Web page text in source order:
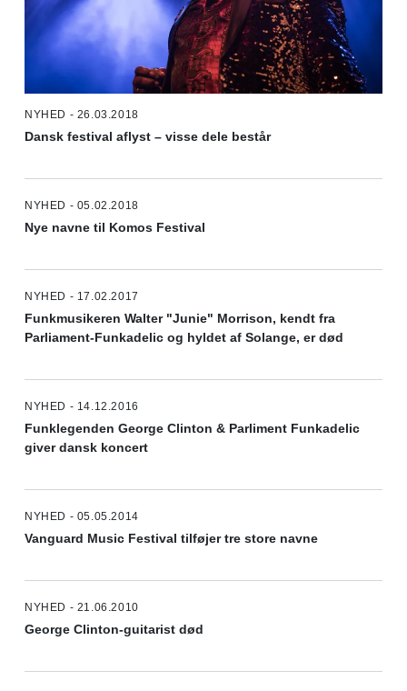
NYHED - 26.03.2018
Dansk festival aflyst – visse dele består
NYHED - 05.02.2018
Nye navne til Komos Festival
NYHED - 17.02.2017
Funkmusikeren Walter "Junie" Morrison, kendt fra
Parliament-Funkadelic og hyldet af Solange, er død
NYHED - 14.12.2016
Funklegenden George Clinton & Parliment Funkadelic
giver dansk koncert
NYHED - 05.05.2014
Vanguard Music Festival tilføjer tre store navne
NYHED - 21.06.2010
George Clinton-guitarist død